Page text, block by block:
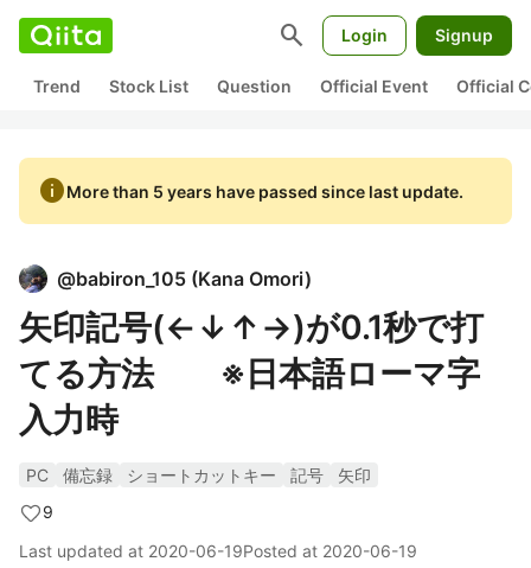
search Login Signup
Trend Stock List Question Official Event Official
infoMore than 5 years have passed since last update.
@babiron_105 (Kana Omori)
矢印記号(←↓↑→)が0.1秒で打
てる方法 ※日本語ローマ字
入力時
PC 備忘録 ショートカットキー 記号
矢印
9
Last updated at 2020-06-19Posted at 2020-06-19